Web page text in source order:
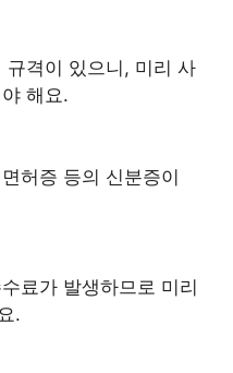
규격이 있으니, 미리 사
해요.
허증 등의 신분증이
료가 발생하므로 미리
.